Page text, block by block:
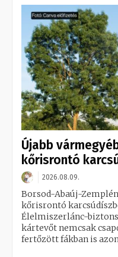
Újabb
kőrisrontó
2026.08.09.
Borsod-Abaúj-
kőrisrontó
Élelmiszerlánc-
kártevőt nemcsak
fertőzött fákban is